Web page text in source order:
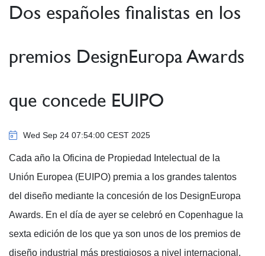
Dos españoles finalistas en los
premios DesignEuropa Awards
que concede EUIPO
Wed Sep 24 07:54:00 CEST 2025
Cada año la Oficina de Propiedad Intelectual de la
Unión Europea (EUIPO) premia a los grandes talentos
del diseño mediante la concesión de los DesignEuropa
Awards. En el día de ayer se celebró en Copenhague la
sexta edición de los que ya son unos de los premios de
diseño industrial más prestigiosos a nivel internacional,